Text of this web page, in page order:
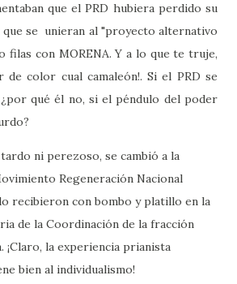
que el PRD hubiera perdido su
que se unieran al "proyecto alternativo
filas con MORENA. Y a lo que te truje,
de color cual camaleón!. Si el PRD se
qué él no, si el péndulo del poder
tardo ni perezoso, se cambió a la
Regeneración Nacional
recibieron con bombo y platillo en la
de la Coordinación de la fracción
¡Claro, la experiencia prianista
bien al individualismo!